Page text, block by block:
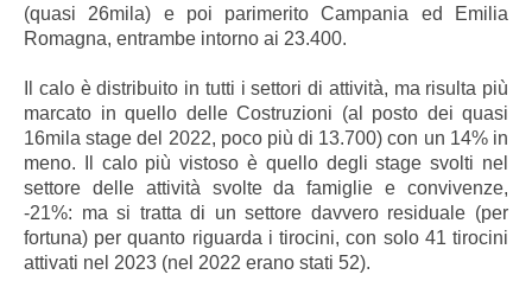
(quasi 26mila) e poi parimerito Campania ed Emilia
Romagna, entrambe intorno ai 23.400.
Il calo è distribuito in tutti i settori di attività, ma risulta più
marcato in quello delle Costruzioni (al posto dei quasi
16mila stage del 2022, poco più di 13.700) con un 14% in
meno. Il calo più vistoso è quello degli stage svolti nel
settore delle attività svolte da famiglie e convivenze,
-21%: ma si tratta di un settore davvero residuale (per
fortuna) per quanto riguarda i tirocini, con solo 41 tirocini
attivati nel 2023 (nel 2022 erano stati 52).